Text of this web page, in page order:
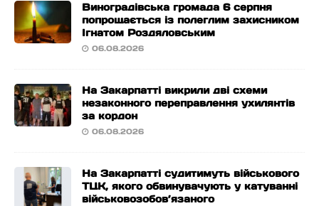
Виноградівська громада 6 серпня
попрощається із полеглим захисником
Ігнатом Роздяловським
06.08.2026
На Закарпатті викрили дві схеми
незаконного переправлення ухилянтів
за кордон
06.08.2026
На Закарпатті судитимуть військового
ТЦК, якого обвинувачують у катуванні
військовозобов’язаного